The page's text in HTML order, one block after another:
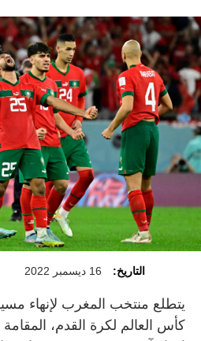
التاريخ: 16 ديسمبر 2022
يتطلع منتخب المغرب لإنهاء
كأس العالم لكرة القدم،